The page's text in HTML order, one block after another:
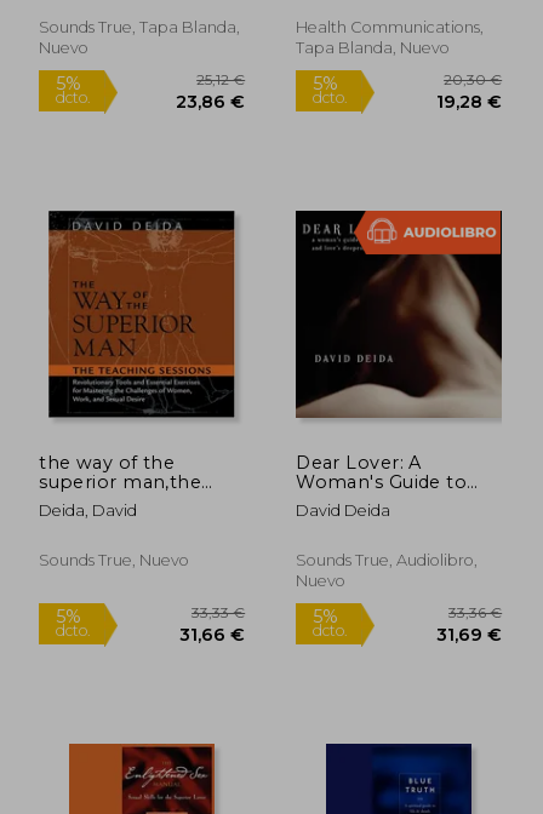
5%
dcto.
24,16 € 5%
dcto.
Sounds True, Tapa Blanda,
Nuevo
Health Communications,
Tapa Blanda, Nuevo
the way of the
superior man,the
teaching sessions
Deida, David
Sounds True, Nuevo
Dear Lover: A
Woman's Guide to
Men, Sex, and Love's
Deepest Bliss
Inglés)
David Deida
Sounds True, Audiolibro,
Nuevo